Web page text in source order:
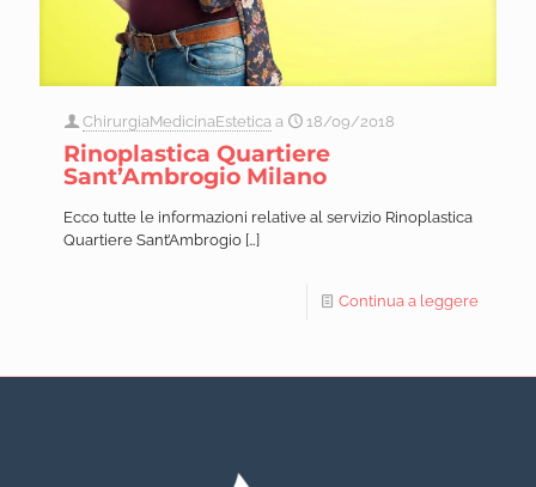
ChirurgiaMedicinaEstetica a 18/09/2018
Rinoplastica Quartiere
Sant’Ambrogio Milano
Ecco tutte le informazioni relative al servizio Rinoplastica
Quartiere Sant’Ambrogio […]
Continua a leggere